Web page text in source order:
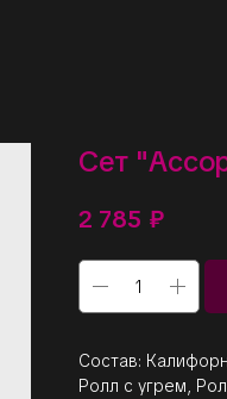
Сет
2 785 ₽
Состав:
Ролл с угрем,